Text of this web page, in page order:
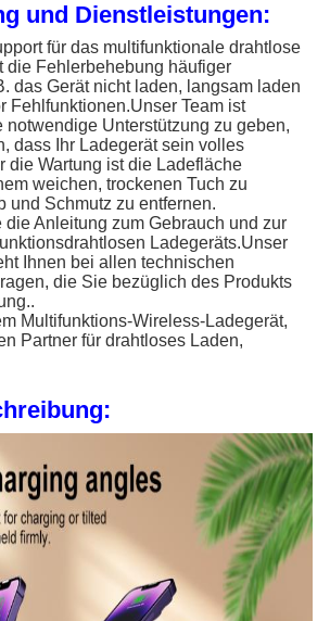
und Dienstleistungen:
für das multifunktionale drahtlose
die Fehlerbehebung häufiger
das Gerät nicht laden, langsam laden
Fehlfunktionen.Unser Team ist
notwendige Unterstützung zu geben,
dass Ihr Ladegerät sein volles
die Wartung ist die Ladefläche
weichen, trockenen Tuch zu
und Schmutz zu entfernen.
die Anleitung zum Gebrauch und zur
Ladegeräts.Unser
Ihnen bei allen technischen
die Sie bezüglich des Produkts
Multifunktions-Wireless-Ladegerät,
Partner für drahtloses Laden,